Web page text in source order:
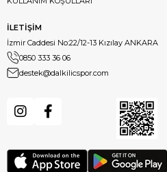
İLETİŞİM
İzmir Caddesi No:22/12-13 Kızılay ANKARA
0850 333 36 06
destek@dalkilicspor.com